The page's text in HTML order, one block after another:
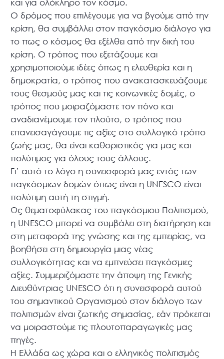
και για ολόκληρο τον κόσμο.
Ο δρόμος που επιλέγουμε για να βγούμε από την
κρίση, θα συμβάλλει στον παγκόσμιο διάλογο για
το πως ο κόσμος θα εξέλθει από την δική του
κρίση. Ο τρόπος που εξετάζουμε και
χρησιμοποιούμε ιδέες όπως η ελευθερία και η
δημοκρατία, ο τρόπος που ανακατασκευάζουμε
τους θεσμούς μας και τις κοινωνικές δομές, ο
τρόπος που μοιραζόμαστε τον πόνο και
αναδιανέμουμε τον πλούτο, ο τρόπος που
επανεισαγάγουμε τις αξίες στο συλλογικό τρόπο
ζωής μας, θα είναι καθοριστικός για μας και
πολύτιμος για όλους τους άλλους.
Γι’ αυτό το λόγο η συνεισφορά μας εντός των
παγκόσμιων δομών όπως είναι η UNESCO είναι
πολύτιμη αυτή τη στιγμή.
Ως θεματοφύλακας του παγκόσμιου Πολιτισμού,
η UNESCO μπορεί να συμβάλει στη διατήρηση και
στη μεταφορά της γνώσης και της εμπειρίας, να
βοηθήσει στη δημιουργία μιας νέας
συλλογικότητας και να εμπνεύσει παγκόσμιες
αξίες. Συμμεριζόμαστε την άποψη της Γενικής
Διευθύντριας UNESCO ότι η συνεισφορά αυτού
του σημαντικού Οργανισμού στον διάλογο των
πολιτισμών είναι ζωτικής σημασίας, εάν πρόκειται
να μοιραστούμε τις πλουτοπαραγωγικές μας
πηγές.
Η Ελλάδα ως χώρα και ο ελληνικός πολιτισμός